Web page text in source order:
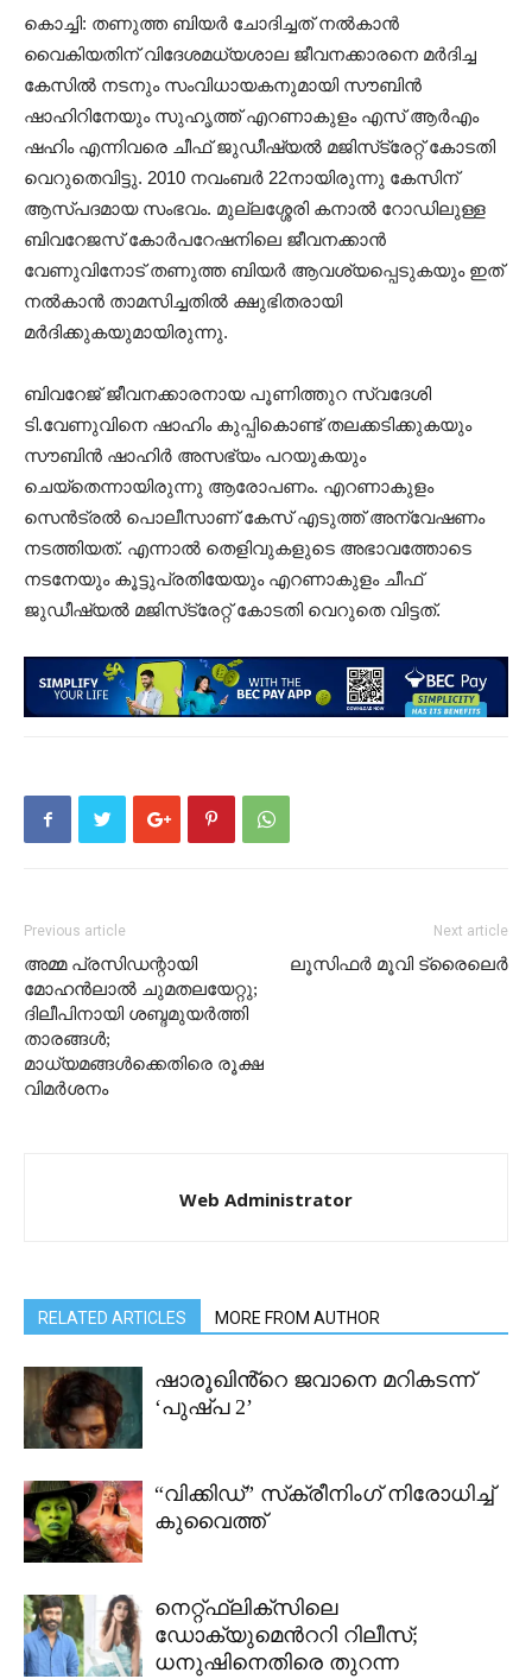
കൊച്ചി: തണുത്ത ബിയര്‍ ചോദിച്ചത് നല്‍കാന്‍
വൈകിയതിന് വിദേശമധ്യശാല ജീവനക്കാരനെ മര്‍ദിച്ച
കേസില്‍ നടനും സംവിധായകനുമായി സൗബിന്‍
ഷാഹിറിനേയും സുഹൃത്ത് എറണാകുളം എസ് ആര്‍എം
ഷഹിം എന്നിവരെ ചീഫ് ജുഡീഷ്യല്‍ മജിസ്‌ട്രേറ്റ് കോടതി
വെറുതെവിട്ടു. 2010 നവംബര്‍ 22നായിരുന്നു കേസിന്
ആസ്പദമായ സംഭവം. മുല്ലശ്ശേരി കനാല്‍ റോഡിലുള്ള
ബിവറേജസ് കോര്‍പറേഷനിലെ ജീവനക്കാന്‍
വേണുവിനോട് തണുത്ത ബിയര്‍ ആവശ്യപ്പെടുകയും ഇത്
നല്‍കാന്‍ താമസിച്ചതില്‍ ക്ഷുഭിതരായി
മര്‍ദിക്കുകയുമായിരുന്നു.
ബിവറേജ് ജീവനക്കാരനായ പൂണിത്തുറ സ്വദേശി
ടി.വേണുവിനെ ഷാഹിം കുപ്പികൊണ്ട് തലക്കടിക്കുകയും
സൗബിന്‍ ഷാഹിര്‍ അസഭ്യം പറയുകയും
ചെയ്‌തെന്നായിരുന്നു ആരോപണം. എറണാകുളം
സെന്‍ട്രല്‍ പൊലീസാണ് കേസ് എടുത്ത് അന്വേഷണം
നടത്തിയത്. എന്നാല്‍ തെളിവുകളുടെ അഭാവത്തോടെ
നടനേയും കൂട്ടുപ്രതിയേയും എറണാകുളം ചീഫ്
ജുഡീഷ്യല്‍ മജിസ്‌ട്രേറ്റ് കോടതി വെറുതെ വിട്ടത്.
Previous article
അമ്മ പ്രസിഡന്റായി
മോഹന്‍ലാല്‍ ചുമതലയേറ്റു;
ദിലീപിനായി ശബ്ദമുയര്‍ത്തി
താരങ്ങള്‍;
മാധ്യമങ്ങള്‍ക്കെതിരെ രൂക്ഷ
വിമര്‍ശനം
Next article
ലൂസിഫർ മൂവി ട്രൈലെർ
Web Administrator
RELATED ARTICLES MORE FROM AUTHOR
ഷാരൂഖിൻ്റെ ജവാനെ മറികടന്ന്
‘പുഷ്പ 2’
“വിക്കിഡ്” സ്‌ക്രീനിംഗ് നിരോധിച്ച്
കുവൈത്ത്
നെറ്റ്ഫ്ലിക്സിലെ
ഡോക്യുമെന്‍ററി റിലീസ്;
ധനുഷിനെതിരെ തുറന്ന